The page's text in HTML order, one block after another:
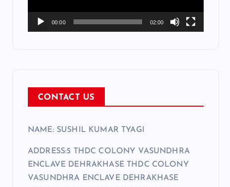
a
00:00 02:00
CONTACT US
NAME: SUSHIL KUMAR TYAGI
ADDRESS:5 THDC COLONY VASUNDHRA
ENCLAVE DEHRAKHASE THDC COLONY
VASUNDHRA ENCLAVE DEHRAKHASE